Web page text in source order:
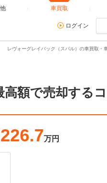
車買取
ログイン
レヴォーグレイバック（スバル）の車買取・
額で売却する
226.7万円